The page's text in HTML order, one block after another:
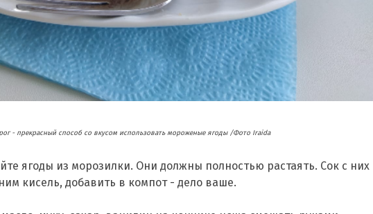
- прекрасный способ со вкусом использовать мороженые ягоды /Фото Iraida
ягоды из морозилки. Они должны полностью растаять. Сок с них
кисель, добавить в компот - дело ваше.